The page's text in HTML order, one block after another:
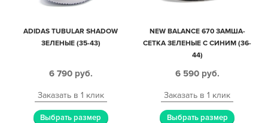
ADIDAS TUBULAR SHADOW
ЗЕЛЕНЫЕ (35-43)
6 790 руб.
Заказать в 1 клик
Выбрать размер
NEW BALANCE 670 ЗАМША-
СЕТКА ЗЕЛЕНЫЕ С СИНИМ (36-
44)
6 590 руб.
Заказать в 1 клик
Выбрать размер